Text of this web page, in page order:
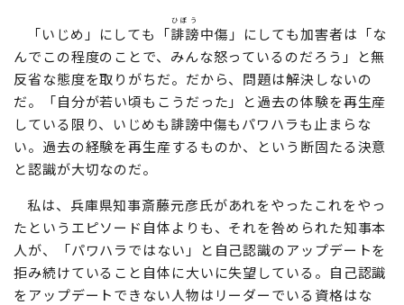
「いじめ」にしても「誹謗
ひぼう
中傷」にしても加害者は「な
んでこの程度のことで、みんな怒っているのだろう」と無
反省な態度を取りがちだ。だから、問題は解決しないの
だ。「自分が若い頃もこうだった」と過去の体験を再生産
している限り、いじめも誹謗中傷もパワハラも止まらな
い。過去の経験を再生産するものか、という断固たる決意
と認識が大切なのだ。
私は、兵庫県知事斎藤元彦氏があれをやったこれをやっ
たというエピソード自体よりも、それを咎められた知事本
人が、「パワハラではない」と自己認識のアップデートを
拒み続けていること自体に大いに失望している。自己認識
をアップデートできない人物はリーダーでいる資格はな